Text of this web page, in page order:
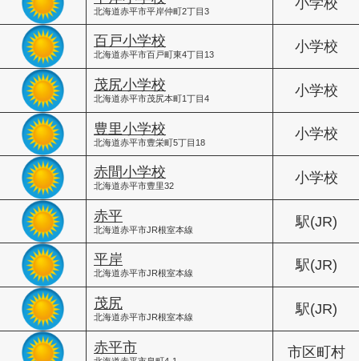
北海道赤平市平岸仲町2丁目3
百戸小学校
北海道赤平市百戸町東4丁目13
小学校
茂尻小学校
北海道赤平市茂尻本町1丁目4
小学校
豊里小学校
北海道赤平市豊栄町5丁目18
小学校
赤間小学校
北海道赤平市豊里32
小学校
赤平
北海道赤平市JR根室本線
駅(JR)
平岸
北海道赤平市JR根室本線
駅(JR)
茂尻
北海道赤平市JR根室本線
駅(JR)
赤平市 市区町村